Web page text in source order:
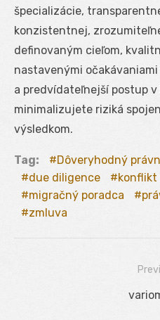
špecializácie,
konzistentnej,
definovaným cieľom,
nastavenými
a predvídateľnejší postup v
minimalizujete riziká
výsledkom.
Tag:
Dôveryhodný
due diligence
konflikt
migračný poradca
zmluva